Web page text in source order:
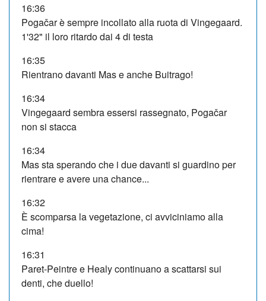
16:36
Pogačar è sempre incollato alla ruota di Vingegaard.
1'32" il loro ritardo dai 4 di testa
16:35
Rientrano davanti Mas e anche Buitrago!
16:34
Vingegaard sembra essersi rassegnato, Pogačar
non si stacca
16:34
Mas sta sperando che i due davanti si guardino per
rientrare e avere una chance...
16:32
È scomparsa la vegetazione, ci avviciniamo alla
cima!
16:31
Paret-Peintre e Healy continuano a scattarsi sui
denti, che duello!